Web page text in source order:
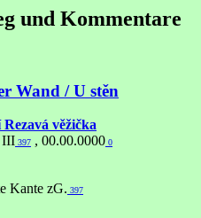
und Kommentare
Wand / U stěn
věžička
III 397 , 00.00.0000 0
Kante zG. 397